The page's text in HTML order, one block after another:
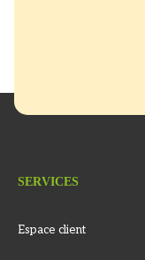
SERVICES
Espace client